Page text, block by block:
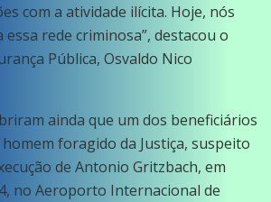
com a atividade ilícita. Hoje, nós
rede criminosa”, destacou o
Pública, Osvaldo Nico
ainda que um dos beneficiários
foragido da Justiça, suspeito
de Antonio Gritzbach, em
no Aeroporto Internacional de